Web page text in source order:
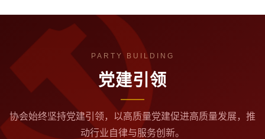
党建引领
协会始终坚持党建引领，以高质量党建促进高质量发展，推
动行业自律与服务创新。